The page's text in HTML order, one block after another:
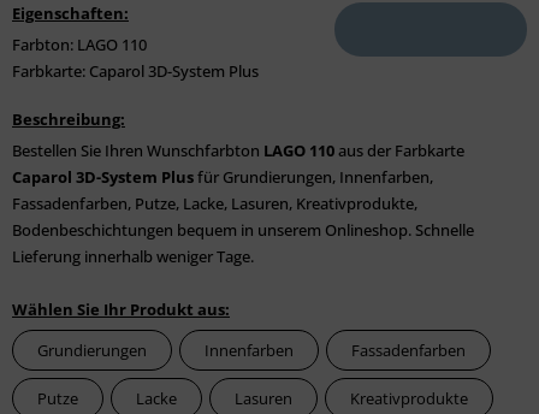
Eigenschaften:
Farbton: LAGO 110
Farbkarte: Caparol 3D-System Plus
Beschreibung:
Bestellen Sie Ihren Wunschfarbton LAGO 110aus der Farbkarte
Caparol 3D-System Plusfür Grundierungen, Innenfarben,
Fassadenfarben, Putze, Lacke, Lasuren, Kreativprodukte,
Bodenbeschichtungen bequem in unserem Onlineshop. Schnelle
Lieferung innerhalb weniger Tage.
Wählen Sie Ihr Produkt aus:
Grundierungen
Innenfarben Fassadenfarben
Putze Lacke Lasuren Kreativprodukte